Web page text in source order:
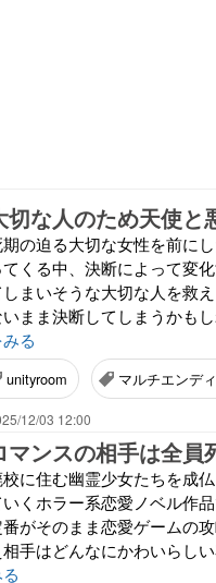
の迫る大切な女性を前に
てくる中、決断によって変
まいそうな大切な人を救
いまま決断してしまうかも
みる
unityroom マルチエンデ
12/03 12:00
校に住む幽霊少女たちを成
くホラー系恋愛ノベル作
番がそのまま恋愛ゲームの
相手はどんなにかわいらし